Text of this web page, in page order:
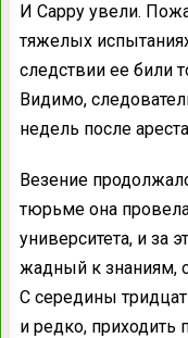
И Сарру увели.
тяжелых
следствии ее били
Видимо,
недель после
Везение
тюрьме она
университета, и за
жадный к знаниям,
С середины
и редко,